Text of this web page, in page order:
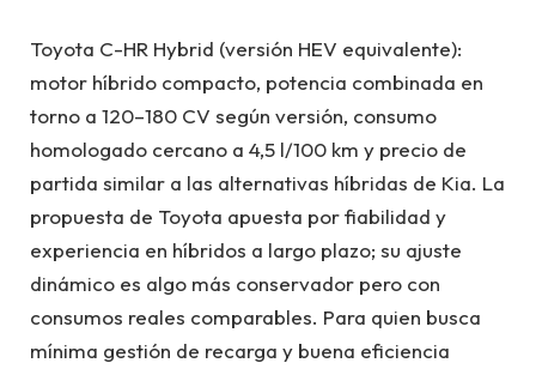
Toyota C-HR Hybrid (versión HEV equivalente):
motor híbrido compacto, potencia combinada en
torno a 120–180 CV según versión, consumo
homologado cercano a 4,5 l/100 km y precio de
partida similar a las alternativas híbridas de Kia. La
propuesta de Toyota apuesta por fiabilidad y
experiencia en híbridos a largo plazo; su ajuste
dinámico es algo más conservador pero con
consumos reales comparables. Para quien busca
mínima gestión de recarga y buena eficiencia